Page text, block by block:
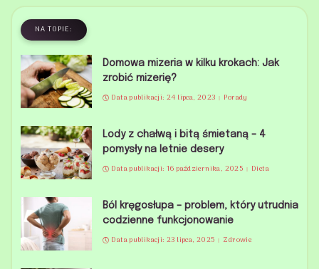
NA TOPIE:
Domowa mizeria w kilku krokach: Jak
zrobić mizerię?
Data publikacji: 24 lipca, 2023 Porady
Lody z chałwą i bitą śmietaną – 4
pomysły na letnie desery
Data publikacji: 16 października, 2025 Dieta
Ból kręgosłupa – problem, który utrudnia
codzienne funkcjonowanie
Data publikacji: 23 lipca, 2025 Zdrowie